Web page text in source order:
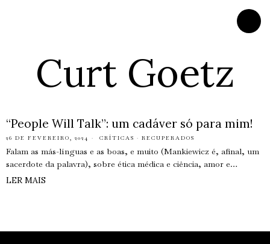
Curt Goetz
“People Will Talk”: um cadáver só para mim!
26 DE FEVEREIRO, 2024 CRÍTICAS · RECUPERADOS
Falam as más-línguas e as boas, e muito (Mankiewicz é, afinal, um
sacerdote da palavra), sobre ética médica e ciência, amor e…
LER MAIS